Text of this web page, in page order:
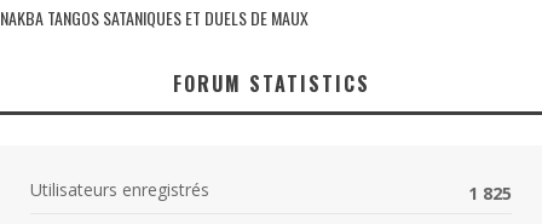
NAKBA TANGOS SATANIQUES ET DUELS DE MAUX
FORUM STATISTICS
Utilisateurs enregistrés
1 825